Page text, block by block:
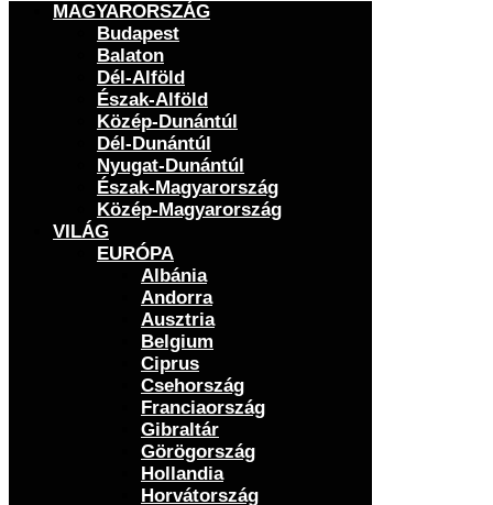
MAGYARORSZÁG
Budapest
Balaton
Dél-Alföld
Észak-Alföld
Közép-Dunántúl
Dél-Dunántúl
Nyugat-Dunántúl
Észak-Magyarország
Közép-Magyarország
VILÁG
EURÓPA
Albánia
Andorra
Ausztria
Belgium
Ciprus
Csehország
Franciaország
Gibraltár
Görögország
Hollandia
Horvátország